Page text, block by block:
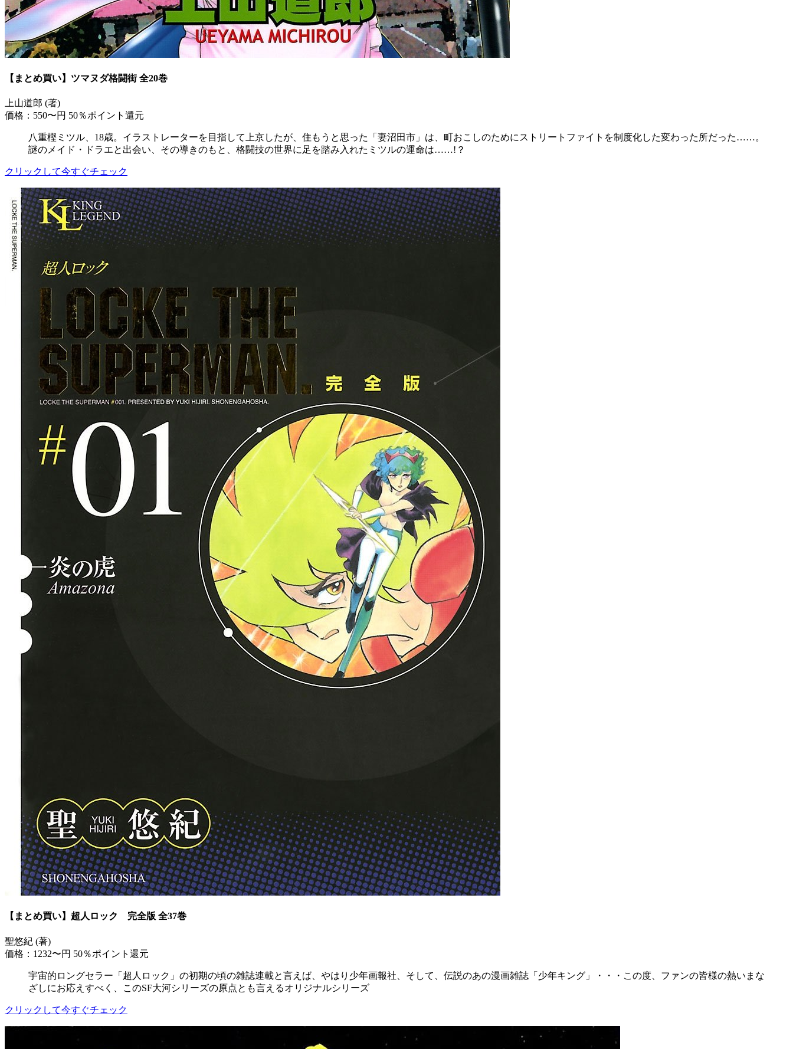
【まとめ買い】ツマヌダ格闘街 全20巻
上山道郎 (著)
価格：550〜円 50％ポイント還元
八重樫ミツル、18歳。イラストレーターを目指して上京したが、住もうと思った「妻沼田市」は、町おこしのためにストリートファイトを制度化した変わった所だった……。
謎のメイド・ドラエと出会い、その導きのもと、格闘技の世界に足を踏み入れたミツルの運命は……!？
クリックして今すぐチェック
【まとめ買い】超人ロック 完全版 全37巻
聖悠紀 (著)
価格：1232〜円 50％ポイント還元
宇宙的ロングセラー「超人ロック」の初期の頃の雑誌連載と言えば、やはり少年画報社、そして、伝説のあの漫画雑誌「少年キング」・・・この度、ファンの皆様の熱いまな
ざしにお応えすべく、このSF大河シリーズの原点とも言えるオリジナルシリーズ
クリックして今すぐチェック